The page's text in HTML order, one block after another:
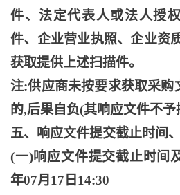
件、法定代表人或法人授
件、企业营业执照、企业资
获取提供上述扫描件。
注:供应商未按要求获取采购
的,后果自负(其响应文件不予
五、响应文件提交截止时间
(一)响应文件提交截止时间
年07月17日14:30